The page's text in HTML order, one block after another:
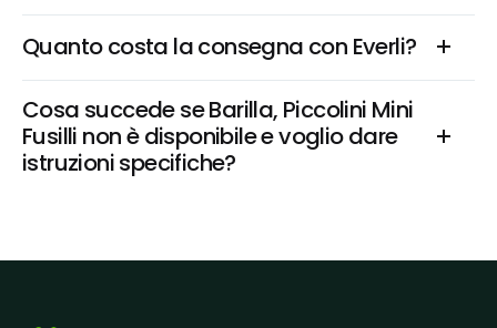
Quanto costa la consegna con Everli?
Cosa succede se Barilla, Piccolini Mini
Fusilli non è disponibile e voglio dare
istruzioni specifiche?